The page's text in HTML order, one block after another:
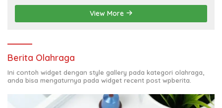
View More
Berita Olahraga
Ini contoh widget dengan style gallery pada kategori olahraga,
anda bisa mengaturnya pada widget recent post wpberita.